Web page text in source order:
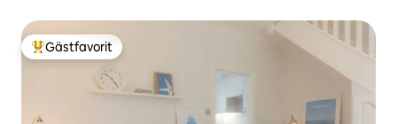
Populär gästfavorit
Gästfavorit